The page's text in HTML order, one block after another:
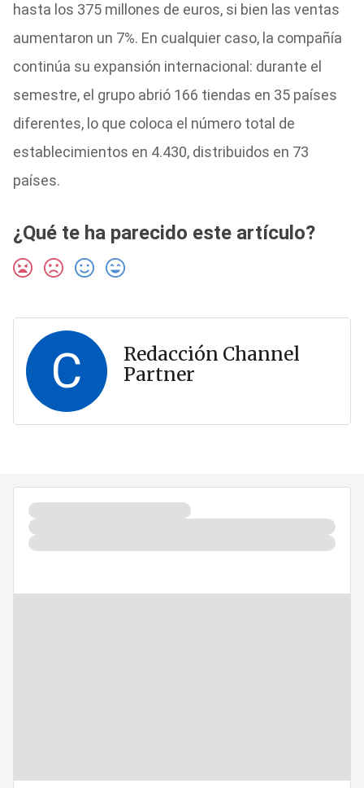
hasta los 375 millones de euros, si bien las ventas
aumentaron un 7%. En cualquier caso, la compañía
continúa su expansión internacional: durante el
semestre, el grupo abrió 166 tiendas en 35 países
diferentes, lo que coloca el número total de
establecimientos en 4.430, distribuidos en 73
países.
¿Qué te ha parecido este artículo?
C
Redacción Channel
Partner